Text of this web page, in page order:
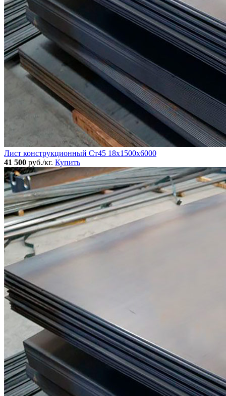
Лист конструкционный Ст45 18х1500х6000
41 500 руб./кг. Купить